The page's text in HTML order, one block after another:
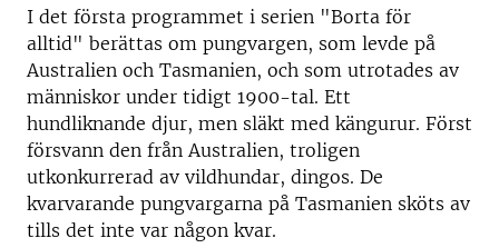
I det första programmet i serien "Borta för
alltid" berättas om pungvargen, som levde på
Australien och Tasmanien, och som utrotades av
människor under tidigt 1900-tal. Ett
hundliknande djur, men släkt med kängurur. Först
försvann den från Australien, troligen
utkonkurrerad av vildhundar, dingos. De
kvarvarande pungvargarna på Tasmanien sköts av
tills det inte var någon kvar.